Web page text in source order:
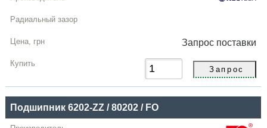
Запрос поставки
Подшипник 6202-ZZ / 80202 / FO